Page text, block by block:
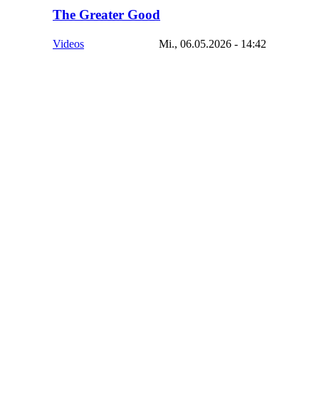
The Greater Good
Videos Mi., 06.05.2026 - 14:42